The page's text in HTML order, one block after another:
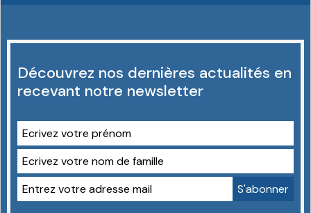
Découvrez nos dernières actualités en
recevant notre newsletter